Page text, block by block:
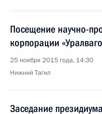
Посещение научно-
корпорации
25 ноября 2015 года, 14:30
Нижний Тагил
Заседание